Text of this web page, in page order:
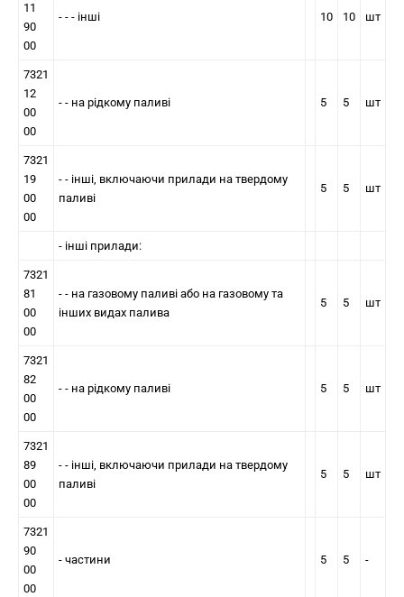
11
90
00
- - - iншi 10 10 шт
7321
12
00
00
- - на рiдкому паливi 5 5 шт
7321
19
00
00
- - інші, включаючи прилади на твердому
паливi
5 5 шт
- iншi прилади:
7321
81
00
00
- - на газовому паливi або на газовому та
iнших видах палива
5 5 шт
7321
82
00
00
- - на рiдкому паливi 5 5 шт
7321
89
00
00
- - інші, включаючи прилади на твердому
паливi
5 5 шт
7321
90
00
00
- частини 5 5 -